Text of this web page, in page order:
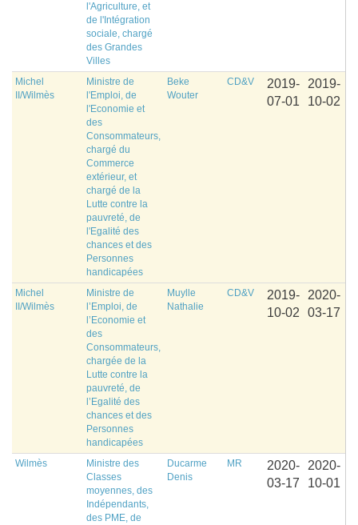
l'Agriculture, et
de l'Intégration
sociale, chargé
des Grandes
Villes
Michel
II/Wilmès
Ministre de
l'Emploi, de
l'Economie et
des
Consommateurs,
chargé du
Commerce
extérieur, et
chargé de la
Lutte contre la
pauvreté, de
l'Egalité des
chances et des
Personnes
handicapées
Beke
Wouter
CD&V
2019-
07-01
2019-
10-02
Michel
II/Wilmès
Ministre de
l’Emploi, de
l’Economie et
des
Consommateurs,
chargée de la
Lutte contre la
pauvreté, de
l’Egalité des
chances et des
Personnes
handicapées
Muylle
Nathalie
CD&V
2019-
10-02
2020-
03-17
Wilmès
Ministre des
Classes
moyennes, des
Indépendants,
des PME, de
Ducarme
Denis
MR
2020-
03-17
2020-
10-01